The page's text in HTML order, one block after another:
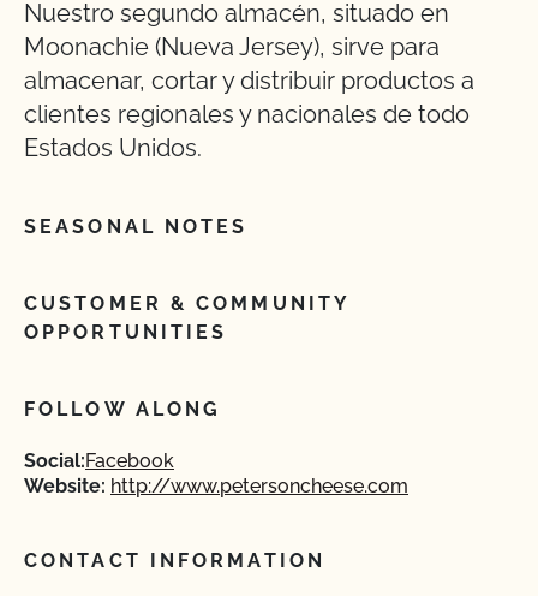
Nuestro segundo almacén, situado en
Moonachie (Nueva Jersey), sirve para
almacenar, cortar y distribuir productos a
clientes regionales y nacionales de todo
Estados Unidos.
SEASONAL NOTES
CUSTOMER & COMMUNITY
OPPORTUNITIES
FOLLOW ALONG
Social:Facebook
Website: http://www.petersoncheese.com
CONTACT INFORMATION